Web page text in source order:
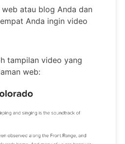
web atau blog Anda dan
Anda ingin video
tampilan video yang
web: